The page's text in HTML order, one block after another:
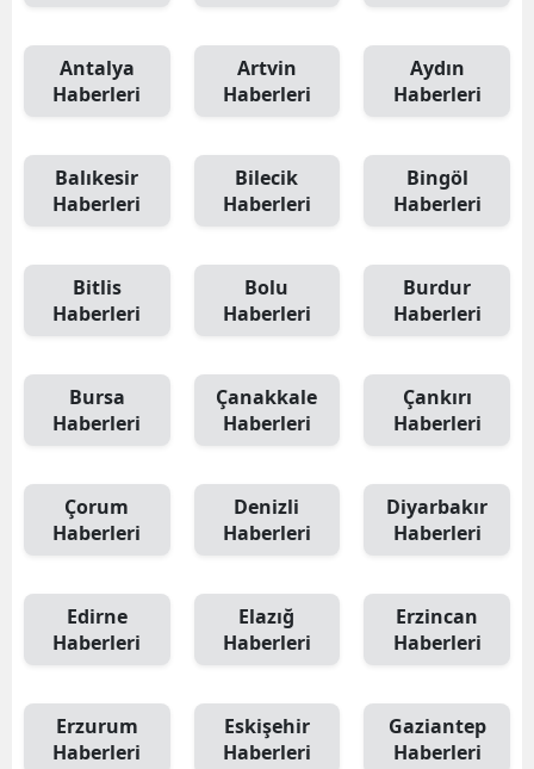
Antalya
Haberleri
Artvin
Haberleri
Aydın
Haberleri
Balıkesir
Haberleri
Bilecik
Haberleri
Bingöl
Haberleri
Bitlis
Haberleri
Bolu
Haberleri
Burdur
Haberleri
Bursa
Haberleri
Çanakkale
Haberleri
Çankırı
Haberleri
Çorum
Haberleri
Denizli
Haberleri
Diyarbakır
Haberleri
Edirne
Haberleri
Elazığ
Haberleri
Erzincan
Haberleri
Erzurum
Haberleri
Eskişehir
Haberleri
Gaziantep
Haberleri